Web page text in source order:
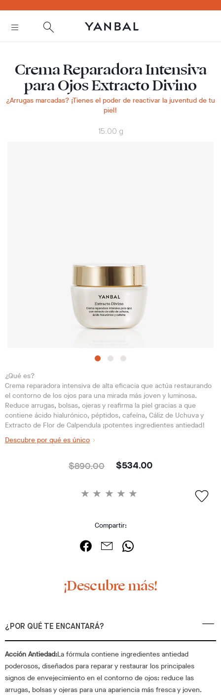
Crema Reparadora Intensiva
para Ojos Extracto Divino
¿Arrugas marcadas? ¡Tienes el poder de reactivar la juventud de tu
piel!
15.00 g
¿Qué es?
Crema reparadora intensiva de alta eficacia que actúa restaurando
el contorno de los ojos para una mirada más joven y luminosa.
Reduce arrugas, bolsas, ojeras y reafirma la piel gracias a que
contiene ácido hialurónico, péptidos, cafeína, Cáliz de Uchuva y
Extracto de Flor de Calpendula ¡potentes ingredientes antiedad!
Descubre por qué es único
$890.00 $534.00
Compartir:
¡Descubre más!
¿POR QUÉ TE ENCANTARÁ?
Acción Antiedad:La fórmula contiene ingredientes antiedad
poderosos, diseñados para reparar y restaurar los principales
signos de envejecimiento en el contorno de ojos: reduce las
arrugas, bolsas y ojeras para una apariencia más fresca y joven.